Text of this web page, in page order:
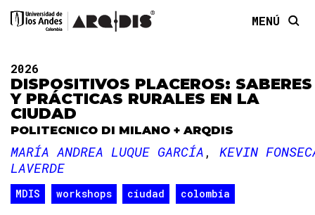
MENÚ
2026
DISPOSITIVOS PLACEROS: SABERES
Y PRÁCTICAS RURALES EN LA
CIUDAD
POLITECNICO DI MILANO + ARQDIS
MARÍA ANDREA LUQUE GARCÍA
KEVIN
LAVERDE
MDIS workshops ciudad colombia